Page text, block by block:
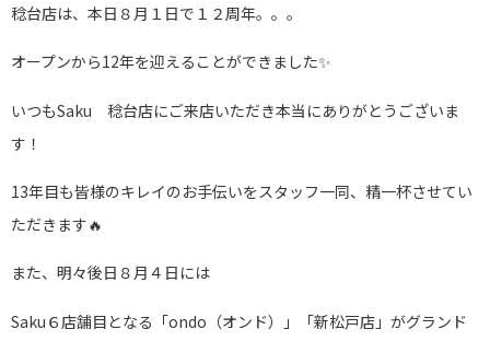
稔台店は、本日８月１日で１２周年。。。
オープンから12年を迎えることができました✨
いつもSaku 稔台店にご来店いただき本当にありがとうございま
す！
13年目も皆様のキレイのお手伝いをスタッフ一同、精一杯させてい
ただきます🔥
また、明々後日８月４日には
Saku６店舗目となる「ondo（オンド）」「新松戸店」がグランド